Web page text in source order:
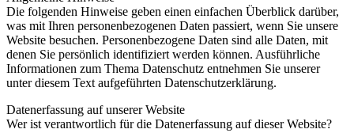
Die folgenden Hinweise geben einen einfachen Überblick darüber,
was mit Ihren personenbezogenen Daten passiert, wenn Sie unsere
Website besuchen. Personenbezogene Daten sind alle Daten, mit
denen Sie persönlich identifiziert werden können. Ausführliche
Informationen zum Thema Datenschutz entnehmen Sie unserer
unter diesem Text aufgeführten Datenschutzerklärung.
Datenerfassung auf unserer Website
Wer ist verantwortlich für die Datenerfassung auf dieser Website?